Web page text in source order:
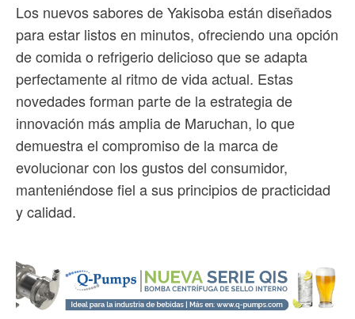
Los nuevos sabores de Yakisoba están diseñados
para estar listos en minutos, ofreciendo una opción
de comida o refrigerio delicioso que se adapta
perfectamente al ritmo de vida actual. Estas
novedades forman parte de la estrategia de
innovación más amplia de Maruchan, lo que
demuestra el compromiso de la marca de
evolucionar con los gustos del consumidor,
manteniéndose fiel a sus principios de practicidad
y calidad.